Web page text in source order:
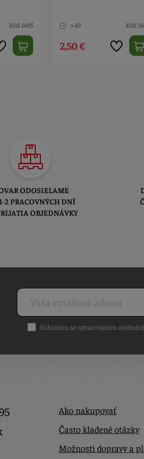
Kód: 1697 8 ks Kód:
2,50 €
ODOSIELAME
2 PRACOVNÝCH DNÍ
OBJEDNÁVKY
Súhlasím so spracovaním
Ako nakupovať
Často kladené otázky
Možnosti dopravy a